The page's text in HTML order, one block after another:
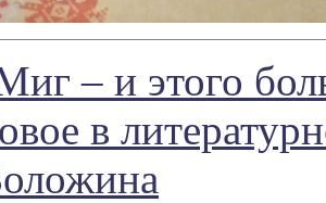
– и этого
в